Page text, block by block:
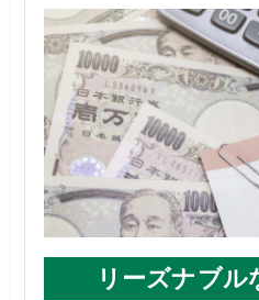
リーズナブル